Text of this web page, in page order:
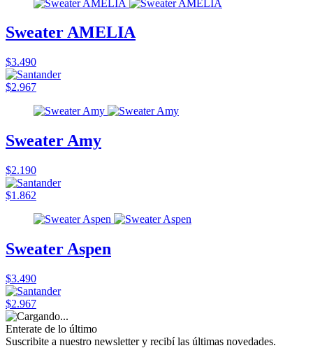
Sweater AMELIA
$3.490
$2.967
Sweater Amy
$2.190
$1.862
Sweater Aspen
$3.490
$2.967
Enterate de lo último
Suscribite a nuestro newsletter y recibí las últimas novedades.